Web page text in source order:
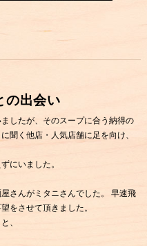
の出会い
したが、そのスープに合う納得の
聞く他店・人気店舗に足を向け、
にいました。
さんがミタニさんでした。 早速飛
をさせて頂きました。
、